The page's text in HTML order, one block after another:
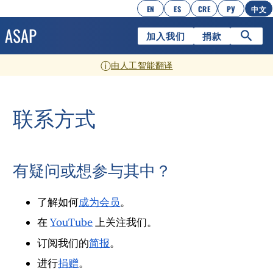
EN ES CRE РУ 中文
加入我们 捐款
ⓘ由人工智能翻译
联系方式
有疑问或想参与其中？
了解如何成为会员。
在YouTube上关注我们。
订阅我们的简报。
进行捐赠。